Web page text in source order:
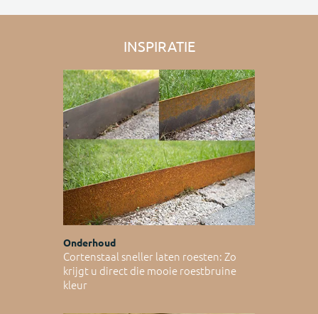
INSPIRATIE
Onderhoud
Cortenstaal sneller laten roesten: Zo
krijgt u direct die mooie roestbruine
kleur